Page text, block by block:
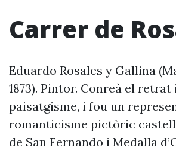
Carrer de
Eduardo Rosales y Gallina
1873). Pintor. Conreà el retrat
paisatgisme, i fou un
romanticisme pictòric
de San Fernando i Medalla